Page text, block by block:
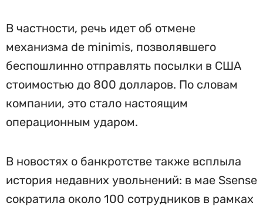
В частности, речь идет об отмене
механизма de minimis, позволявшего
беспошлинно отправлять посылки в США
стоимостью до 800 долларов. По словам
компании, это стало настоящим
операционным ударом.
В новостях о банкротстве также всплыла
история недавних увольнений: в мае Ssense
сократила около 100 сотрудников в рамках